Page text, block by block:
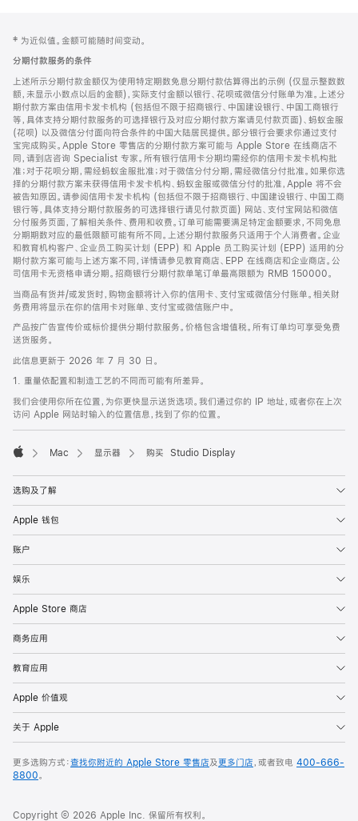
页
页
脚
注
‡ 为近似值。金额可能随时间变动。
分期付款服务的条件
上述所示分期付款金额仅为使用特定期数免息分期付款估算得出的示例 (仅显示整数数
额，未显示小数点以后的金额)，实际支付金额以银行、花呗或微信分付账单为准。上述分
期付款方案由信用卡发卡机构 (包括但不限于招商银行、中国建设银行、中国工商银行
等，具体支持分期付款服务的可选择银行及对应分期付款方案请见付款页面)、蚂蚁金服
(花呗) 以及微信分付面向符合条件的中国大陆居民提供。部分银行会要求你通过支付
宝完成购买。Apple Store 零售店的分期付款方案可能与 Apple Store 在线商店不
同，请到店咨询 Specialist 专家。所有银行信用卡分期均需经你的信用卡发卡机构批
准；对于花呗分期，需经蚂蚁金服批准；对于微信分付分期，需经微信分付批准。如果你选
择的分期付款方案未获得信用卡发卡机构、蚂蚁金服或微信分付的批准，Apple 将不会
被告知原因。请参阅信用卡发卡机构 (包括但不限于招商银行、中国建设银行、中国工商
银行等，具体支持分期付款服务的可选择银行请见付款页面) 网站、支付宝网站和微信
分付服务页面，了解相关条件、费用和收费。订单可能需要满足特定金额要求，不同免息
分期期数对应的最低限额可能有所不同。上述分期付款服务只适用于个人消费者。企业
和教育机构客户、企业员工购买计划 (EPP) 和 Apple 员工购买计划 (EPP) 适用的分
期付款方案可能与上述方案不同，详情请参见教育商店、EPP 在线商店和企业商店。公
司信用卡无资格申请分期。招商银行分期付款单笔订单最高限额为 RMB 150000。
当商品有货并/或发货时，购物金额将计入你的信用卡、支付宝或微信分付账单。相关财
务费用将显示在你的信用卡对账单、支付宝或微信账户中。
产品按广告宣传价或标价提供分期付款服务。价格包含增值税。所有订单均可享受免费
送货服务。
此信息更新于 2026 年 7 月 30 日。
1. 重量依配置和制造工艺的不同而可能有所差异。
我们会使用你所在位置，为你更快显示送货选项。我们通过你的 IP 地址，或者你在上次
访问 Apple 网站时输入的位置信息，找到了你的位置。
Mac 显示器 购买 Studio Display
选购及了解
Apple 钱包
账户
娱乐
Apple Store 商店
商务应用
教育应用
Apple 价值观
关于 Apple
更多选购方式：查找你附近的 Apple Store 零售店及更多门店，或者致电 400-666-
8800。
Copyright © 2026 Apple Inc. 保留所有权利。